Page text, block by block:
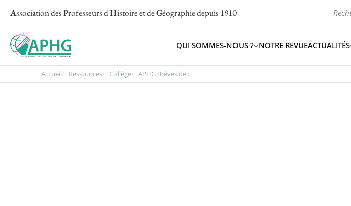
Association desProfesseurs d'Histoire et deGéographiedepuis 1910
QUI SOMMES-NOUS ? NOTRE REVUEACTUALITÉS
Accueil Ressources Collège APHG Brèves de...